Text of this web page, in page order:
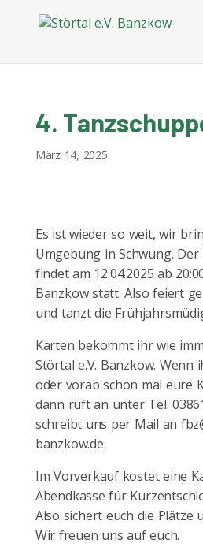
4.
März 14, 2025
Es ist wieder so weit, wir
Umgebung in Schwung.
findet am 12.04.2025 ab
Banzkow statt. Also feiert
und tanzt die
Karten bekommt ihr wie
Störtal e.V. Banzkow. Wenn
oder vorab schon mal eure
dann ruft an unter Tel.
schreibt uns per Mail an
banzkow.de.
Im Vorverkauf kostet eine
Abendkasse für
Also sichert euch die Plätze
Wir freuen uns auf euch.